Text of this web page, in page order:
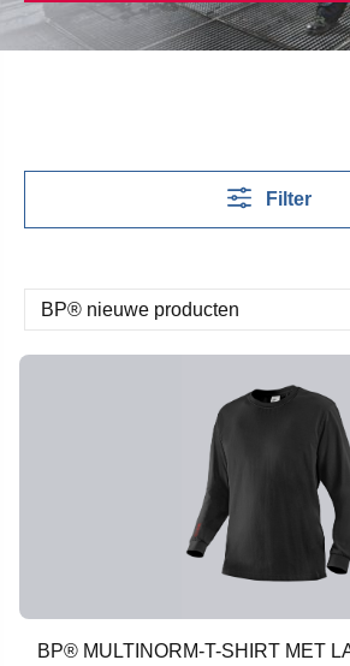
Filter
BP® MULTINORM-T-SHIRT MET